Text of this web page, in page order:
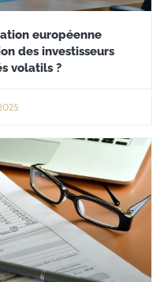
européenne
des investisseurs
volatils ?